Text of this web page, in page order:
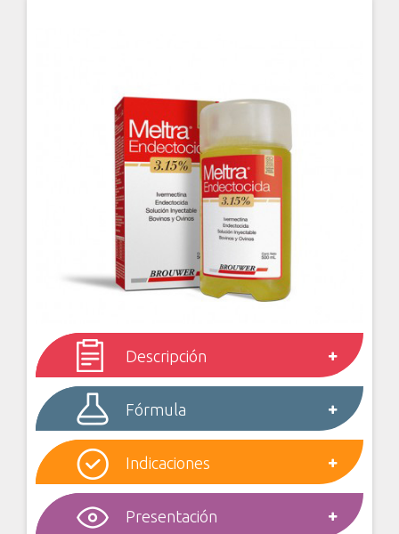
Descripción
Fórmula
Indicaciones
Presentación